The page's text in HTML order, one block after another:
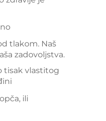
tlakom. Naš
zadovoljstva.
tisak vlastitog
ili